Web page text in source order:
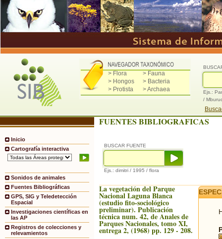
> Flora
> Fauna
> Hongos
> Bacteria
> Protista
> Archaea
Ejs.:
/
Inicio
Cartografía interactiva
Sonidos de animales
Fuentes Bibliográficas
GPS, SIG y Teledetección
Espacial
Investigaciones científicas en
las AP
Registros de colecciones y
relevamientos
FUENTES BIBLIOGRAFICAS
BUSCAR FUENTE
Ejs.: dimitri / 1995 / flora
La vegetación del Parque
Nacional Laguna Blanca
(estudio fito-sociológico
preliminar). Publicación
técnica num. 42, de Anales de
Parques Nacionales, tomo XI,
entrega 2, (1968) pp. 129 - 208.